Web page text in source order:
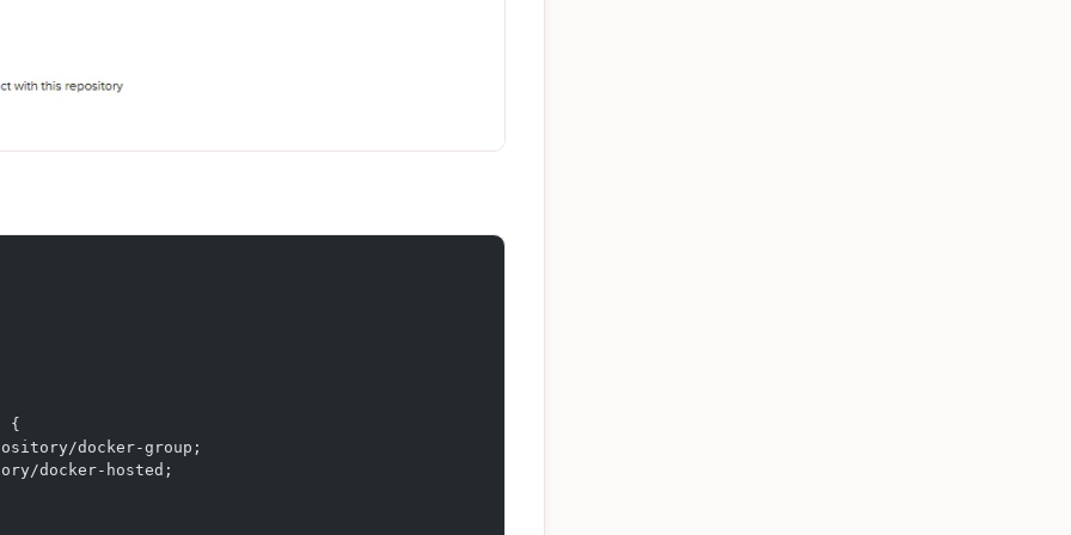
{
docker-group;
docker-hosted;